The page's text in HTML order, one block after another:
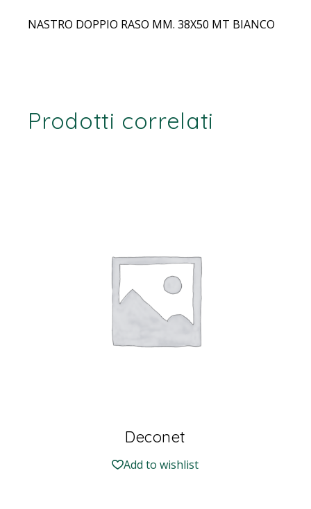
NASTRO DOPPIO RASO MM. 38X50 MT BIANCO
Prodotti correlati
Deconet
Add to wishlist